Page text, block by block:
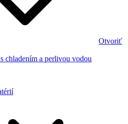
Otvoriť
chladením a perlivou vodou